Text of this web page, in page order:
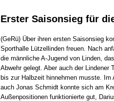
Erster Saisonsieg für
(GeRü) Über ihren ersten Saisonsieg
Sporthalle Lützellinden freuen. Nach
die männliche A-Jugend von Linden,
Abwehr gelegt. Aber auch der Lindener
bis zur Halbzeit hinnehmen musste. Im
auch Jonas Schmidt konnte sich am
Außenpositionen funktionierte gut,